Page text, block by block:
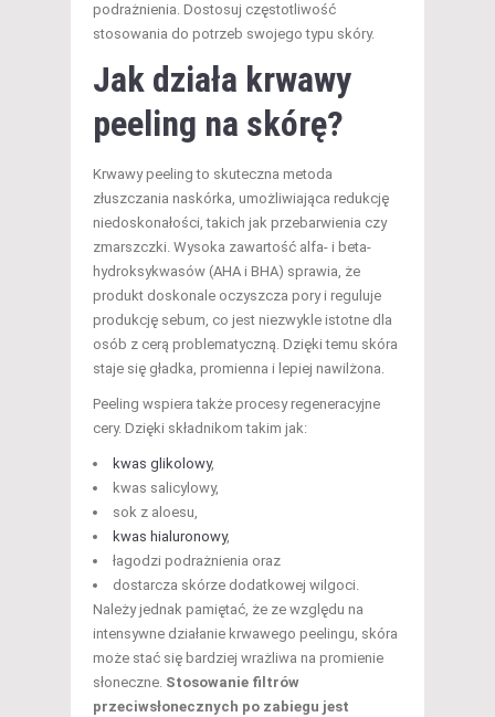
podrażnienia. Dostosuj częstotliwość
stosowania do potrzeb swojego typu skóry.
Jak działa krwawy
peeling na skórę?
Krwawy peeling to skuteczna metoda
złuszczania naskórka, umożliwiająca redukcję
niedoskonałości, takich jak przebarwienia czy
zmarszczki. Wysoka zawartość alfa- i beta-
hydroksykwasów (AHA i BHA) sprawia, że
produkt doskonale oczyszcza pory i reguluje
produkcję sebum, co jest niezwykle istotne dla
osób z cerą problematyczną. Dzięki temu skóra
staje się gładka, promienna i lepiej nawilżona.
Peeling wspiera także procesy regeneracyjne
cery. Dzięki składnikom takim jak:
kwas glikolowy,
kwas salicylowy,
sok z aloesu,
kwas hialuronowy,
łagodzi podrażnienia oraz
dostarcza skórze dodatkowej wilgoci.
Należy jednak pamiętać, że ze względu na
intensywne działanie krwawego peelingu, skóra
może stać się bardziej wrażliwa na promienie
słoneczne. Stosowanie filtrów
przeciwsłonecznych po zabiegu jest